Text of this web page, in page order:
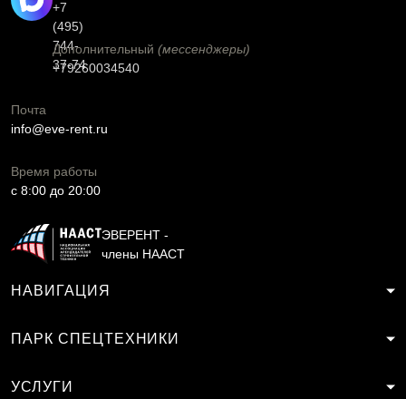
+7
(495)
744-
37-74
Дополнительный (мессенджеры)
+79260034540
Почта
info@eve-rent.ru
Время работы
c 8:00 до 20:00
ЭВЕРЕНТ -
члены НААСТ
НАВИГАЦИЯ
ПАРК СПЕЦТЕХНИКИ
УСЛУГИ